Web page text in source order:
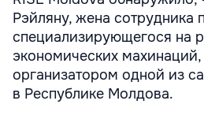
Рэйляну, жена сотрудника
специализирующегося на
экономических махинаций,
организатором одной из
в Республике Молдова.